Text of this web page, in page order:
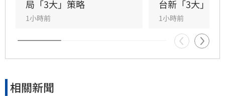
助企業將永續轉化為國際競爭力。會中上銀、強
茂、宏碁及金寶等指標企業分享低碳實踐經驗。
台新新光金控憑藉優異的永續績效，不僅連續三
年獲標普全球永續年鑑銀行業全球前1%，更獲
MSCI ESG AAA最高評級，展現其帶領產業接軌
邁向永續發展的強力後盾。
局「3大」策略
1小時前
台新「3大」防
1小時前
相關新聞